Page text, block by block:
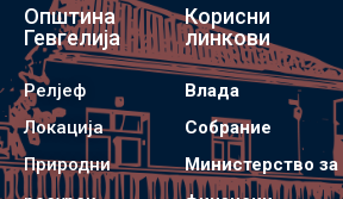
Општина
Гевгелија
Релјеф
Локација
Природни
Корисни
линкови
Влада
Собрание
Министерство за